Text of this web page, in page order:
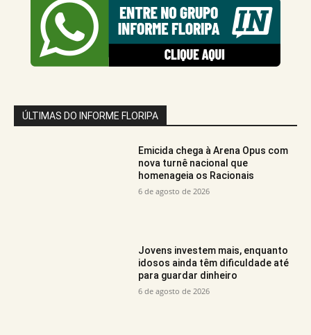
ÚLTIMAS DO INFORME FLORIPA
Emicida chega à Arena Opus com
nova turnê nacional que
homenageia os Racionais
6 de agosto de 2026
Jovens investem mais, enquanto
idosos ainda têm dificuldade até
para guardar dinheiro
6 de agosto de 2026